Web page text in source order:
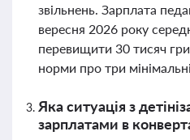
звільнень. Зарплата
вересня 2026 року
перевищити 30 тисяч
норми про три
Яка ситуація з
зарплатами в